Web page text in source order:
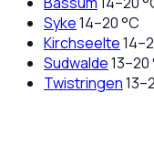
Syke14–20°C
Kirchseelte14–
Sudwalde13–20
Twistringen13–